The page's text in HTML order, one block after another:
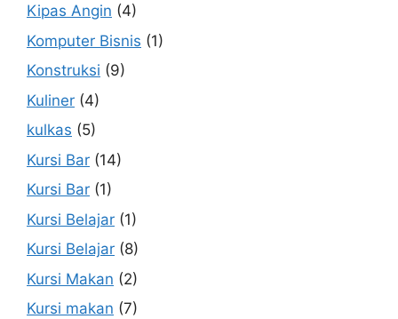
Kipas Angin (4)
Komputer Bisnis (1)
Konstruksi (9)
Kuliner (4)
kulkas (5)
Kursi Bar (14)
Kursi Bar (1)
Kursi Belajar (1)
Kursi Belajar (8)
Kursi Makan (2)
Kursi makan (7)